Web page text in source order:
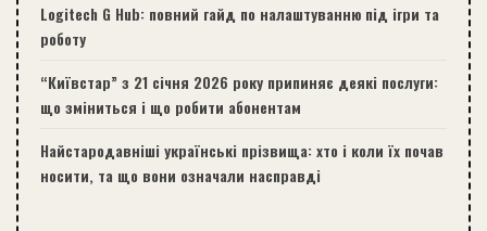
Logitech G Hub: повний гайд по налаштуванню під ігри та
роботу
“Київстар” з 21 січня 2026 року припиняє деякі послуги:
що зміниться і що робити абонентам
Найстародавніші українські прізвища: хто і коли їх почав
носити, та що вони означали насправді